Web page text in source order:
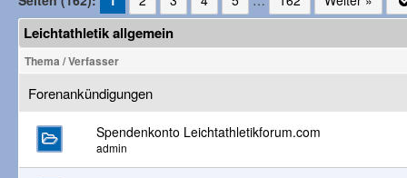
Leichtathletik allgemein
Thema /Verfasser
Forenankündigungen
Spendenkonto Leichtathletikforum.com
admin